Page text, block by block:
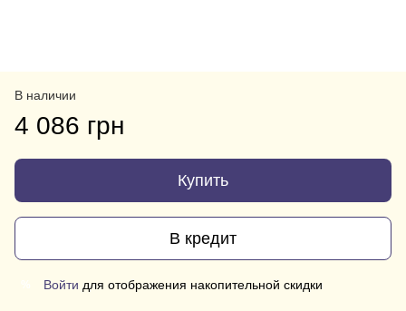
В наличии
4 086 грн
Купить
В кредит
Войти для отображения накопительной скидки